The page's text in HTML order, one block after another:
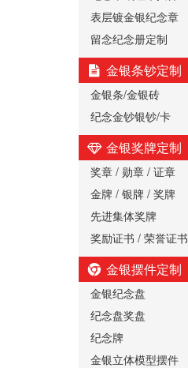
表层镀金银纪念章
留念纪念册定制
金银条钞定制
金银条/金银砖
纪念金钞银钞/卡
金银奖牌定制
奖章 / 勋章 / 证章
金牌 / 银牌 / 奖牌
先进集体奖牌
奖励证书 / 荣誉证书
金银摆件定制
金银纪念盘
纪念盘奖盘
纪念牌
金银立体模型摆件